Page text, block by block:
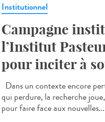
Institutionnel
Campagne
l’Institut
pour inciter à
Dans un contexte encore
qui perdure, la recherche
pour faire face aux nouvelles...